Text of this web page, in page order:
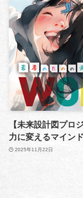
【未来設計図プロ
力に変えるマイン
2025年11月22日